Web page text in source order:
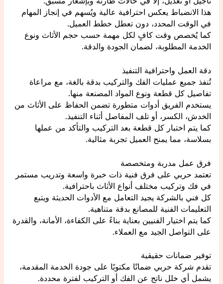
هذا الانضباط يعكس احترافية عالية ويُسهم في إنجاز المهام
في الوقت المحدد، دون تعطل خطط العميل.
كما يُخصص وقت كافٍ لكل مهمة حسب حجم الأثاث ونوع
الخدمة المطلوبة، لضمان الجودة والدقة.
دقة العمل واحترافية التنفيذ
تُنفذ جميع عمليات الفك والتركيب بدقة بالغة، مع مراعاة
تفاصيل كل قطعة ونوع المواد المصنعة منها.
يستخدم الفريق أدوات متطورة تضمن الحفاظ على الأثاث من
الخدش، الكسر، أو تلف المفاصل أثناء التنفيذ.
كما يتم اختبار كل قطعة بعد التركيب والتأكد من عملها
بسلاسة، مما يمنح العميل تجربة مثالية.
فرق عمل مدربة ومتخصصة
تعتمد حربي على فرق فنية ذات خبرة واسعة وتدريب مستمر
في فك وتركيب مختلف أنواع الأثاث باحترافية.
كل فني بالشركة يجيد التعامل مع الأدوات الحديثة ويتبع
التعليمات الفنية للمصانع بدقة متناهية.
كما يتم اختيار الفنيين بعناية بناءً على الكفاءة، الأمانة، والقدرة
على التواصل الجيد مع العملاء.
توفير ضمانات حقيقية
تقدم شركة حربي ضمانًا مكتوبًا على جودة الخدمة المقدمة،
يشمل أي خلل ناتج عن الفك أو التركيب لفترة محددة.